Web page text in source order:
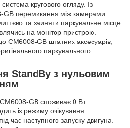
система кругового огляду. Із
GB перемикання між камерами
та зайняти паркувальне місце
на монітор пристрою.
CM6008-GB штатних аксесуарів,
паркувального
StandBy з нульовим
GB споживає 0 Вт
із режиму очікування
час наступного запуску двигуна.